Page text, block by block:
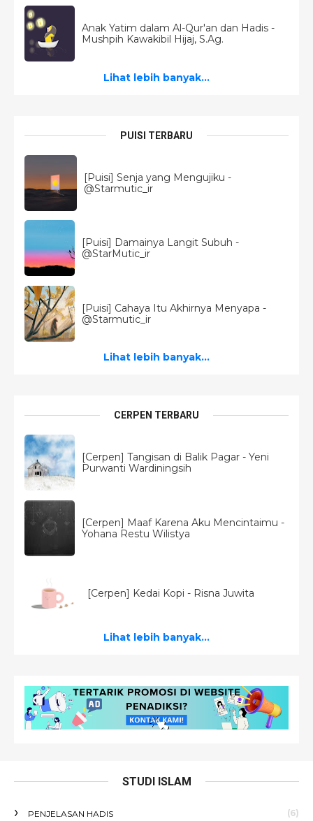
Anak Yatim dalam Al-Qur'an dan Hadis -
Mushpih Kawakibil Hijaj, S.Ag.
Lihat lebih banyak...
PUISI TERBARU
[Puisi] Senja yang Mengujiku -
@Starmutic_ir
[Puisi] Damainya Langit Subuh -
@StarMutic_ir
[Puisi] Cahaya Itu Akhirnya Menyapa -
@Starmutic_ir
Lihat lebih banyak...
CERPEN TERBARU
[Cerpen] Tangisan di Balik Pagar - Yeni
Purwanti Wardiningsih
[Cerpen] Maaf Karena Aku Mencintaimu -
Yohana Restu Wilistya
[Cerpen] Kedai Kopi - Risna Juwita
Lihat lebih banyak...
STUDI ISLAM
PENJELASAN HADIS (6)